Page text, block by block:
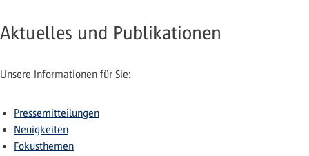
Aktuelles und Publikationen
Unsere Informationen für Sie:
Pressemitteilungen
Neuigkeiten
Fokusthemen